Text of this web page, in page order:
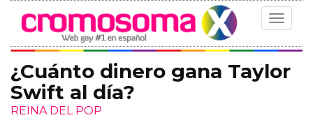
Toggle
¿Cuánto dinero gana Taylor
Swift al día?
REINA DEL POP